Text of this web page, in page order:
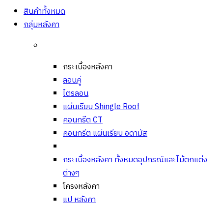
สินค้าทั้งหมด
กลุ่มหลังคา
กระเบื้องหลังคา
ลอนคู่
ไตรลอน
แผ่นเรียบ Shingle Roof
คอนกรีต CT
คอนกรีต แผ่นเรียบ อดามัส
กระเบื้องหลังคา ทั้งหมดอุปกรณ์และไม้ตกแต่ง
ต่างๆ
โครงหลังคา
แป หลังคา